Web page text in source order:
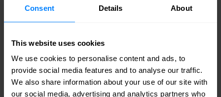
Consent Details About
This website uses cookies
We use cookies to personalise content and ads, to
provide social media features and to analyse our traffic.
We also share information about your use of our site with
our social media, advertising and analytics partners who
FortiMail
oparta na sztucznej inteligencji, chroniąca przed
phishingiem, BEC i kradzieżą tożsamości dzięki
wykrywaniu i reagowaniu w czasie rzeczywistym.